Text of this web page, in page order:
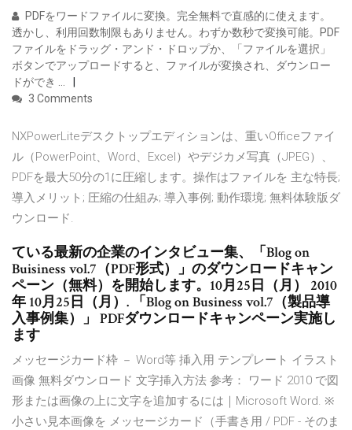
PDFをワードファイルに変換。完全無料で直感的に使えます。
透かし、利用回数制限もありません。わずか数秒で変換可能。PDF
ファイルをドラッグ・アンド・ドロップか、「ファイルを選択」
ボタンでアップロードすると、ファイルが変換され、ダウンロー
ドができ …
3 Comments
NXPowerLiteデスクトップエディションは、重いOfficeファイ
ル（PowerPoint、Word、Excel）やデジカメ写真（JPEG）、
PDFを最大50分の1に圧縮します。操作はファイルを 主な特長;
導入メリット; 圧縮の仕組み; 導入事例; 動作環境; 無料体験版ダ
ウンロード.
ている最新の企業のインタビュー集、「Blog on
Buisiness vol.7（PDF形式）」のダウンロードキャン
ペーン（無料）を開始します。10月25日（月） 2010
年 10月25日（月）. 「Blog on Business vol.7（製品導
入事例集）」 PDFダウンロードキャンペーン実施し
ます
メッセージカード枠 － Word等 挿入用 テンプレート イラスト
画像 無料ダウンロード 文字挿入方法 参考： ワード 2010 で図
形または画像の上に文字を追加するには｜Microsoft Word. ※
小さい見本画像を メッセージカード（手書き用 / PDF - そのま